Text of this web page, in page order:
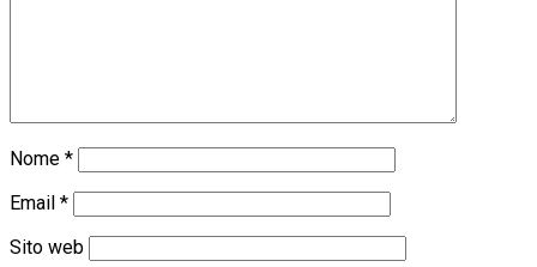
Nome *
Email *
Sito web